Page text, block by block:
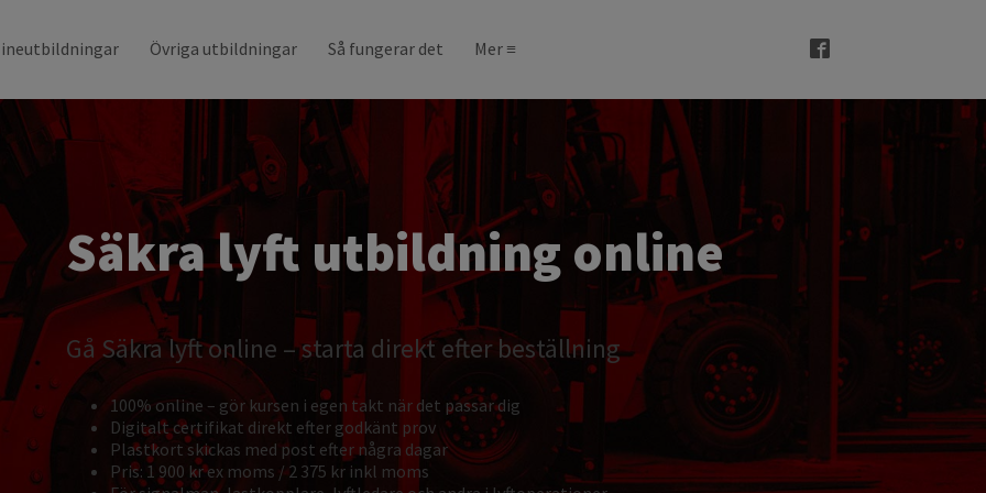
Övriga utbildningar Så fungerar det Mer ≡
Säkra lyft utbildning online
Gå Säkra lyft online – starta direkt efter beställning
100% online – gör kursen i egen takt när det passar dig
Digitalt certifikat direkt efter godkänt prov
Plastkort skickas med post efter några dagar
Pris: 1 900 kr ex moms / 2 375 kr inkl moms